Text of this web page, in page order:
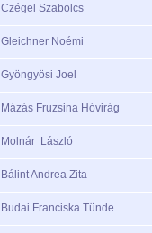
Czégel Szabolcs
Gleichner Noémi
Gyöngyösi Joel
Mázás Fruzsina Hóvirág
Molnár László
Bálint Andrea Zita
Budai Franciska Tünde